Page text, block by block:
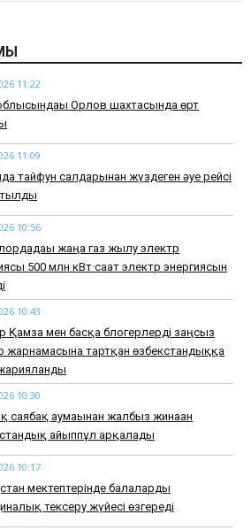
11:22
Орлов шахтасында өрт
11:09
тайфун салдарынан жүздеген әуе рейсі
10:56
жаңа газ жылу электр
500 млн кВт·сағат электр энергиясын
10:43
Қамза мен басқа блогерлерді заңсыз
жарнамасына тартқан өзбекстандыққа
10:30
саябақ аумағынан жалбыз жинаған
айыппұл арқалады
10:17
мектептерінде балаларды
тексеру жүйесі өзгереді